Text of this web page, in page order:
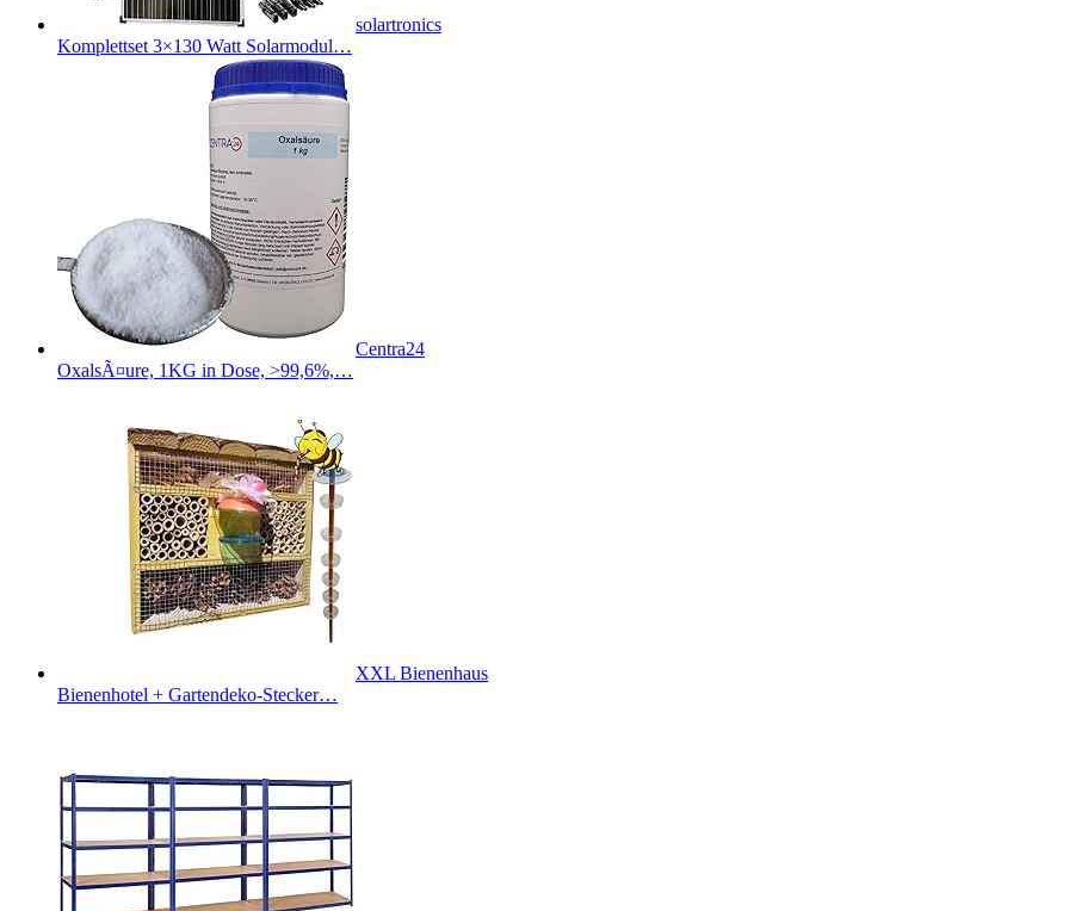
solartronics
Komplettset 3×130 Watt Solarmodul…
Centra24
OxalsÃ¤ure, 1KG in Dose, >99,6%,…
XXL Bienenhaus
Bienenhotel + Gartendeko-Stecker…